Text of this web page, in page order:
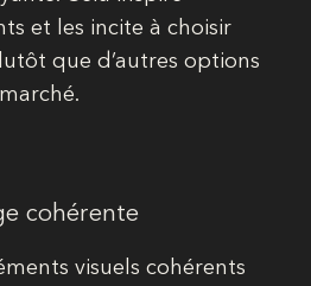
et les incite à choisir
que d’autres options
cohérente
visuels cohérents